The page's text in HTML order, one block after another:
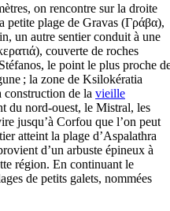
on rencontre sur la droite
petite plage de Gravas (Γράβα),
un autre sentier conduit à une
), couverte de roches
le point le plus proche
; la zone de Ksilokératia
construction de la vieille
du nord-ouest, le Mistral, les
jusqu’à Corfou que l’on peut
atteint la plage d’Aspalathra
d’un arbuste épineux à
région. En continuant le
de petits galets, nommées